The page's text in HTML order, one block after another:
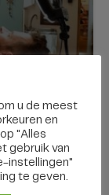
u de meest
en
"Alles
gebruik van
instellingen"
te geven.